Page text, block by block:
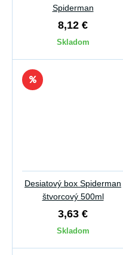
Spiderman
8,12 €
Skladom
Desiatový box Spiderman
štvorcový 500ml
3,63 €
Skladom